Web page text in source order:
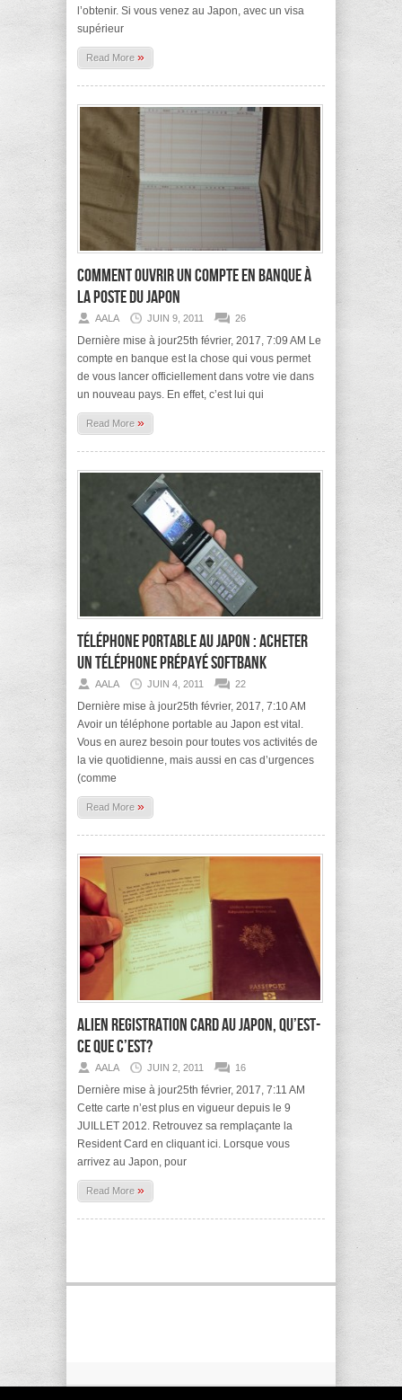
l’obtenir. Si vous venez au Japon, avec un visa
supérieur
Read More »
Comment ouvrir un compte en banque à
La Poste du Japon
AALA JUIN 9, 2011 26
Dernière mise à jour25th février, 2017, 7:09 AM Le
compte en banque est la chose qui vous permet
de vous lancer officiellement dans votre vie dans
un nouveau pays. En effet, c’est lui qui
Read More »
Téléphone portable au Japon : Acheter
un téléphone prépayé Softbank
AALA JUIN 4, 2011 22
Dernière mise à jour25th février, 2017, 7:10 AM
Avoir un téléphone portable au Japon est vital.
Vous en aurez besoin pour toutes vos activités de
la vie quotidienne, mais aussi en cas d’urgences
(comme
Read More »
Alien Registration Card au Japon, qu’est-
ce que c’est?
AALA JUIN 2, 2011 16
Dernière mise à jour25th février, 2017, 7:11 AM
Cette carte n’est plus en vigueur depuis le 9
JUILLET 2012. Retrouvez sa remplaçante la
Resident Card en cliquant ici. Lorsque vous
arrivez au Japon, pour
Read More »